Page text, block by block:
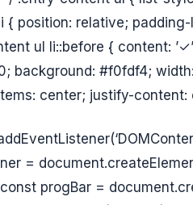
{ position: relative;
ul li::before { content:
background: #f0fdf4;
center; justify-content:
=
progBar =